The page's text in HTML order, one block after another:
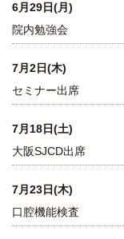
6月29日(月)
院内勉強会
7月2日(木)
セミナー出席
7月18日(土)
大阪SJCD出席
7月23日(木)
口腔機能検査